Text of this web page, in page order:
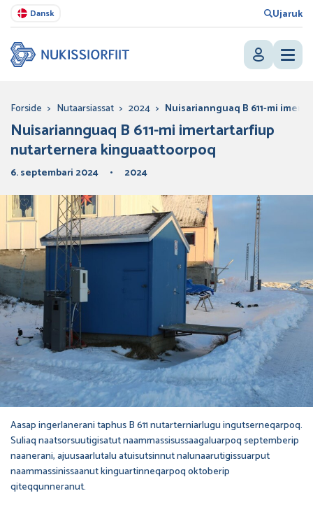
Dansk Ujaruk
Forside > Nutaarsiassat > 2024 > Nuisariannguaq B 611-mi
Nuisariannguaq B 611-mi imertartarfiup
nutarternera kinguaattoorpoq
6. septembari 2024 2024
Aasap ingerlanerani taphus B 611 nutarterniarlugu ingutserneqarpoq.
Suliaq naatsorsuutigisatut naammassisussaagaluarpoq septemberip
naanerani, ajuusaarlutalu atuisutsinnut nalunaarutigissuarput
naammassinissaanut kinguartinneqarpoq oktoberip
qiteqqunneranut.